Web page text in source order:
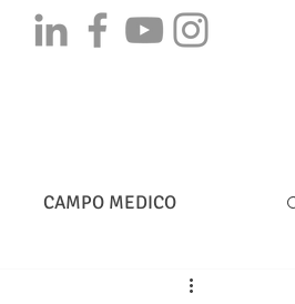
CAMPO MEDICO
DIRITTO BANCARIO